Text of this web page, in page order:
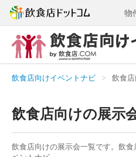
物
飲食店向けイベントナビ 飲食
飲食店向けの展示
飲食店向けの展示会一覧です。飲